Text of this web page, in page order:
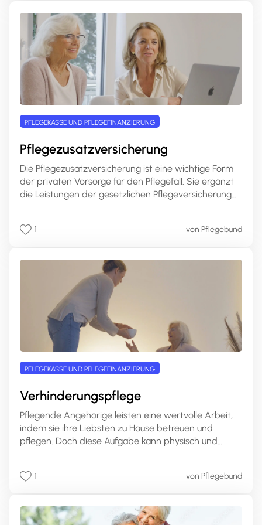
Anspruch ist und wie Sie die Pflegesachleistungen
beantragen können.
PFLEGEKASSE UND PFLEGEFINANZIERUNG
Pflegezusatzversicherung
Die Pflegezusatzversicherung ist eine wichtige Form
der privaten Vorsorge für den Pflegefall. Sie ergänzt
die Leistungen der gesetzlichen Pflegeversicherung
Sie alles Wichtige rund um die
und wie Sie die passende Police für Ihre Bedürfnisse
1 von Pflegebund
PFLEGEKASSE UND PFLEGEFINANZIERUNG
Verhinderungspflege
Pflegende Angehörige leisten eine wertvolle Arbeit,
indem sie ihre Liebsten zu Hause betreuen und
pflegen. Doch diese Aufgabe kann physisch und
kommt die Verhinderungspflege ins Spiel, um diesen
verschaffen und die Kontinuität der Pflege
sicherzustellen. In diesem Artikel erklären wir, was
1 von Pflegebund